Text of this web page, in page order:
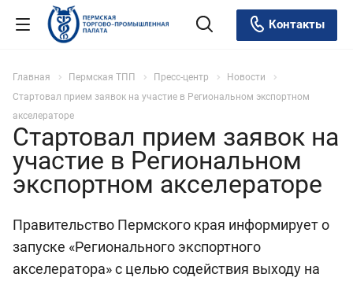
Контакты
Главная Пермская ТПП Пресс-центр
Новости
Стартовал прием заявок на участие в Региональном экспортном
акселераторе
Стартовал прием заявок на
участие в Региональном
экспортном акселераторе
Правительство Пермского края информирует о
запуске «Регионального экспортного
акселератора» с целью содействия выходу на